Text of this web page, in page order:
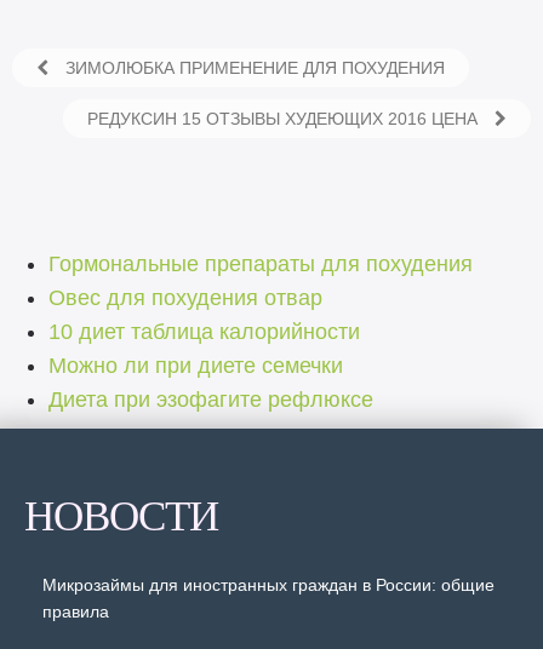
ЗИМОЛЮБКА ПРИМЕНЕНИЕ ДЛЯ ПОХУДЕНИЯ
РЕДУКСИН 15 ОТЗЫВЫ ХУДЕЮЩИХ 2016 ЦЕНА
Гормональные препараты для похудения
Овес для похудения отвар
10 диет таблица калорийности
Можно ли при диете семечки
Диета при эзофагите рефлюксе
НОВОСТИ
Микрозаймы для иностранных граждан в России: общие
правила